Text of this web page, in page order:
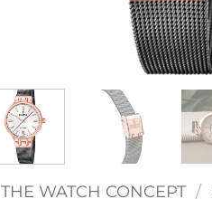
THE WATCH CONCEPT /